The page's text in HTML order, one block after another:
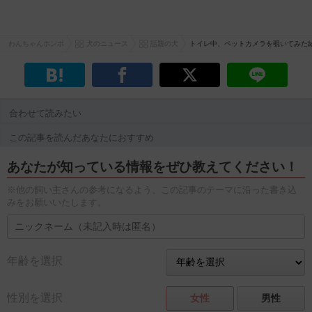
トイレ中、ペットカメラを覗いてみ
合わせて読みたい
この記事を読んだあなたにおすすめ
あなたが知っている情報をぜひ教えてください！
※他の飼い主さんの参考になるよう、この記事のテーマに沿った書き込
みをお願いいたします。
年齢を選択
性別を選択 女性 男性